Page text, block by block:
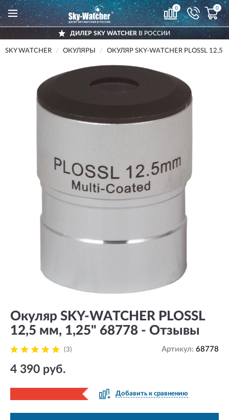
0 0
ДИЛЕР SKY WATCHER В РОССИИ
SKY WATCHER ОКУЛЯРЫ ОКУЛЯР SKY-WATCHER PLOSSL 12,5
Окуляр SKY-WATCHER PLOSSL
12,5 мм, 1,25" 68778 - Отзывы
(3) Артикул: 68778
4 390 руб.
Добавить к сравнению